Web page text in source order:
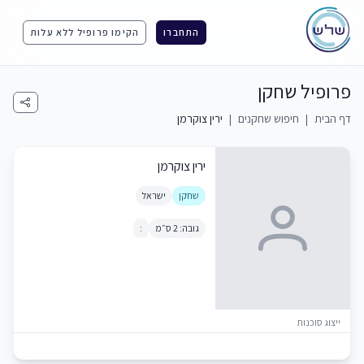
התחברו הקימו פרופיל ללא עלות
פרופיל שחקן
דף הבית | חיפוש שחקנים | ירין צוקרמן
ייצוג סוכנות
ירין צוקרמן
שחקן ישראל
גובה: 2 ס״מ :